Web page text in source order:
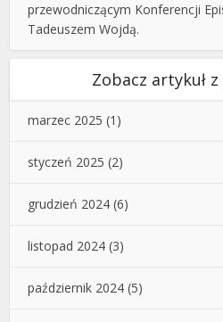
przewodniczącym Konferencji
Tadeuszem Wojdą.
Zobacz artykuł z
marzec 2025 (1)
styczeń 2025 (2)
grudzień 2024 (6)
listopad 2024 (3)
październik 2024 (5)